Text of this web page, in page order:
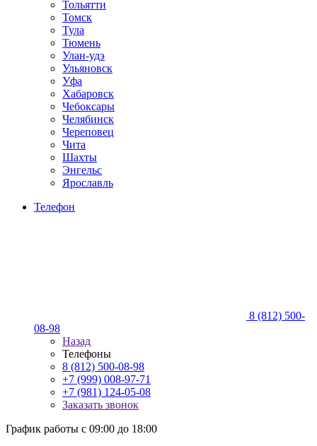
Тольятти
Томск
Тула
Тюмень
Улан-удэ
Ульяновск
Уфа
Хабаровск
Чебоксары
Челябинск
Череповец
Чита
Шахты
Энгельс
Ярославль
Телефон
8 (812) 500-
08-98
Назад
Телефоны
8 (812) 500-08-98
+7 (999) 008-97-71
+7 (981) 124-05-08
Заказать звонок
График работы с 09:00 до 18:00